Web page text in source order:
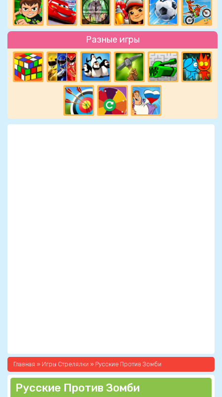
Разные игры
Главная » Игры Стрелялки » Русские Против Зомби
Русские Против Зомби